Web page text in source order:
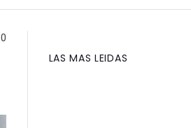
LAS MAS LEIDAS